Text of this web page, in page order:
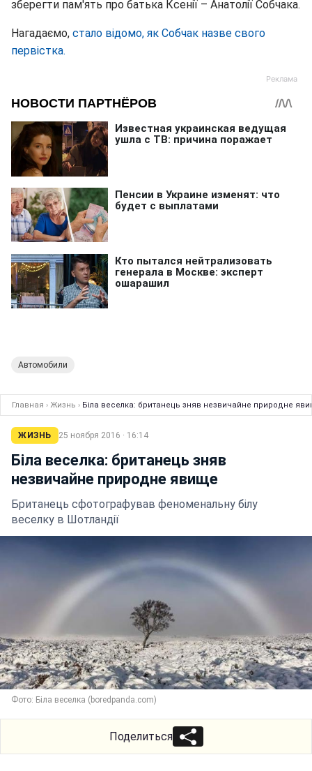
зберегти пам'ять про батька Ксенії – Анатолії Собчака.
Нагадаємо, стало відомо, як Собчак назве свого
первістка.
Автомобили
Главная › Жизнь › Біла веселка: британець зняв незвичайне природне
ЖИЗНЬ 25 ноября 2016 · 16:14
Біла веселка: британець зняв
незвичайне природне явище
Британець сфотографував феноменальну білу
веселку в Шотландії
Фото: Біла веселка (boredpanda.com)
Поделиться